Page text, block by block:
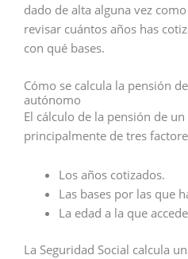
dado de alta alguna vez
revisar cuántos años has
con qué bases.
Cómo se calcula la pensión
autónomo
El cálculo de la pensión de
principalmente de tres
Los años cotizados.
Las bases por las que
La edad a la que
La Seguridad Social calcula